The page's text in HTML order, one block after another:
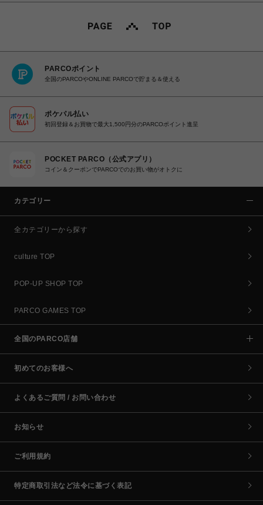
PARCOポイント
全国のPARCOやONLINE PARCOで貯まる＆使える
ポケパル払い
初回登録＆お買物で最大1,500円分のPARCOポイント進呈
POCKET PARCO（公式アプリ）
コイン＆クーポンでPARCOでのお買い物がオトクに
カテゴリー
全カテゴリーから探す
culture TOP
POP-UP SHOP TOP
PARCO GAMES TOP
全国のPARCO店舗
初めてのお客様へ
よくあるご質問 / お問い合わせ
お知らせ
ご利用規約
特定商取引法など法令に基づく表記